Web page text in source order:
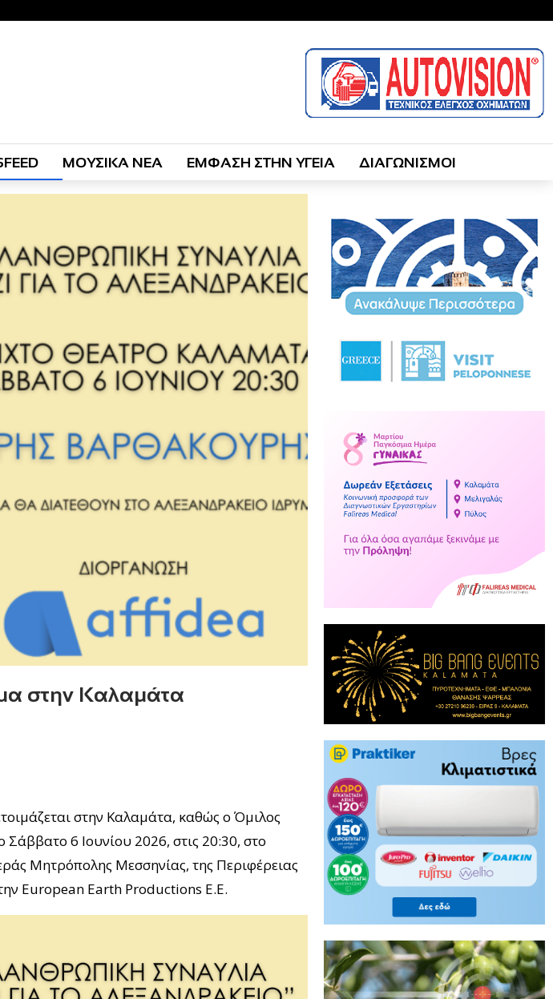
ΜΟΥΣΙΚΑ ΝΕΑ ΕΜΦΑΣΗ ΣΤΗΝ ΥΓΕΙΑ ΔΙΑΓΩΝΙΣΜΟΙ
στην Καλαμάτα
στην Καλαμάτα, καθώς ο Όμιλος
6 Ιουνίου 2026, στις 20:30, στο
Μητρόπολης Μεσσηνίας, της Περιφέρειας
European Earth Productions E.E.